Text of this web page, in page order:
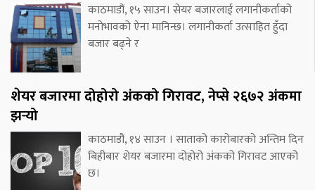
काठमाडौं, १५ साउन। सेयर बजारलाई लगानीकर्ताको
मनोभावको ऐना मानिन्छ। लगानीकर्ता उत्साहित हुँदा
बजार बढ्ने र
शेयर बजारमा दोहोरो अंकको गिरावट, नेप्से २६७२ अंकमा
झर्‍यो
काठमाडौं, १४ साउन । साताको कारोबारको अन्तिम दिन
बिहीबार शेयर बजारमा दोहोरो अंकको गिरावट आएको
छ।